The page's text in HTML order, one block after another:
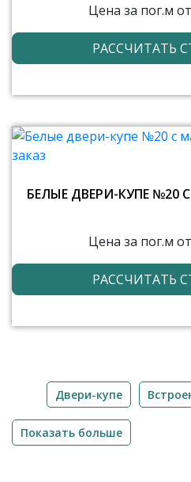
Цена за пог.м от
РАССЧИТАТЬ
БЕЛЫЕ ДВЕРИ-КУПЕ
Цена за пог.м от
РАССЧИТАТЬ
Двери-купе
Показать больше